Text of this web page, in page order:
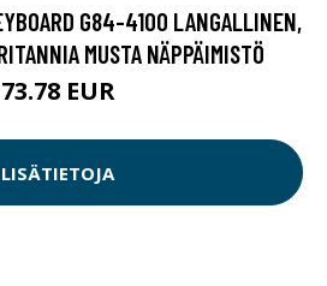
G84-4100 LANGALLINEN,
MUSTA NÄPPÄIMISTÖ
73.78 EUR
LISÄTIETOJA